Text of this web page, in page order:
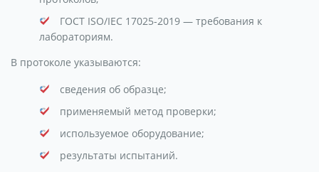
ГОСТ ISO/IEC 17025-2019 — требования к
лабораториям.
В протоколе указываются:
сведения об образце;
применяемый метод проверки;
используемое оборудование;
результаты испытаний.